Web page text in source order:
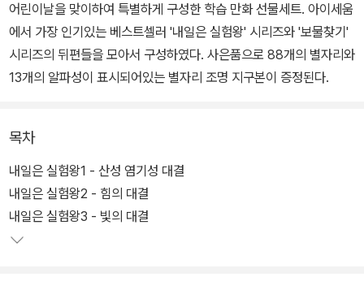
어린이날을 맞이하여 특별하게 구성한 학습 만화 선물세트. 아이세움
에서 가장 인기있는 베스트셀러 '내일은 실험왕' 시리즈와 '보물찾기'
시리즈의 뒤편들을 모아서 구성하였다. 사은품으로 88개의 별자리와
13개의 알파성이 표시되어있는 별자리 조명 지구본이 증정된다.
목차
내일은 실험왕1 - 산성 염기성 대결
내일은 실험왕2 - 힘의 대결
내일은 실험왕3 - 빛의 대결